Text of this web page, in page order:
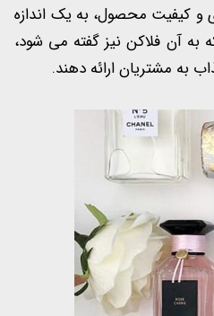
کیفیت محصول، به یک اندازه
آن فلاکن نیز گفته می شود،
به مشتریان ارائه دهند.